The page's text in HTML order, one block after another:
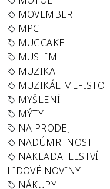
MOVEMBER
MPC
MUGCAKE
MUSLIM
MUZIKA
MUZIKÁL MEFISTO
MYŠLENÍ
MÝTY
NA PRODEJ
NADÚMRTNOST
NAKLADATELSTVÍ
LIDOVÉ NOVINY
NÁKUPY